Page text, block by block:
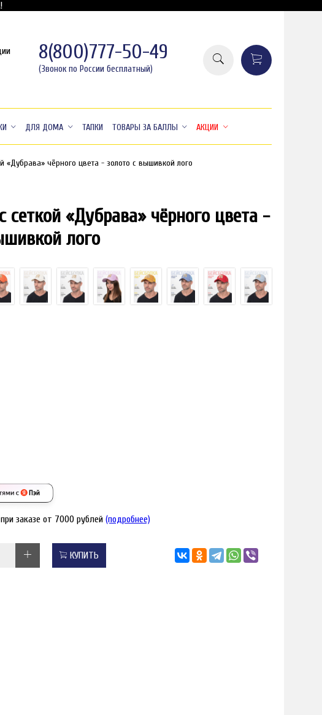
8(800)777-50-49
(Звонок по России бесплатный)
ДЛЯ ДОМА ТАПКИ ТОВАРЫ ЗА БАЛЛЫ АКЦИИ
«Дубрава» чёрного цвета - золото с вышивкой лого
распродажа -41%
Наведите для увеличения
сеткой «Дубрава» чёрного цвета -
лого
заказе от 7000 рублей (подробнее)
КУПИТЬ